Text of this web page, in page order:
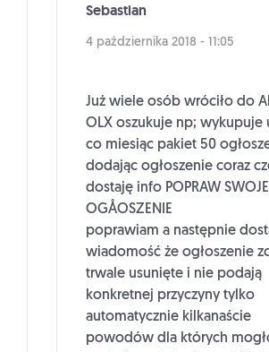
Sebastian
4 października 2018 - 11:05
Już wiele osób wróciło do
OLX oszukuje np; wykupuje
co miesiąc pakiet 50
dodając ogłoszenie coraz
dostaję info POPRAW SWOJE
OGÅOSZENIE
poprawiam a następnie
wiadomość że ogłoszenie
trwale usunięte i nie podają
konkretnej przyczyny tylko
automatycznie kilkanaście
powodów dla których